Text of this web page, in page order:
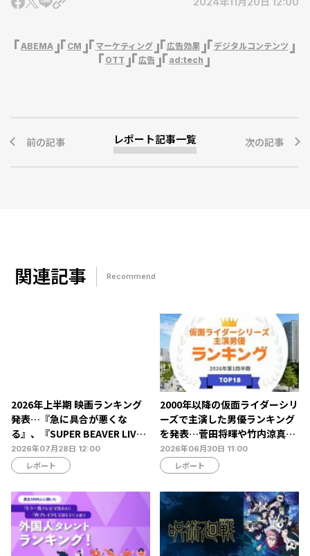
ABEMA CM マーケティング 広告効果
デジタルコンテンツ
OTT
広告 ad:tech
前の記事 レポート記事一覧 次の記事
関連記事 Recommend
2026年上半期 映画ランキング
発表…『急に具合が悪くな
る』、『SUPER BEAVER LIVE
& DOCUMENTARY -現在地-』
が第1位を獲得【Filmarks調
べ】
2026年07月28日 12:00
レポート
2000年以降の仮面ライダーシリ
ーズで主演した男優ランキング
を発表…菅田将暉や竹内涼真ら
がランクイン【タレントパワー
ランキング】
2026年06月30日 11:00
レポート